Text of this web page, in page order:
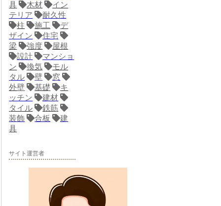
具
木材
イン
テリア
耐久性
柱
施工
デ
ザイン
住宅
梁
強度
屋根
設計
マンショ
ン
換気
モル
タル
壁
窓
外壁
基礎
キ
ッチン
建材
タイル
鉄筋
装飾
合板
建
具
サイト運営者